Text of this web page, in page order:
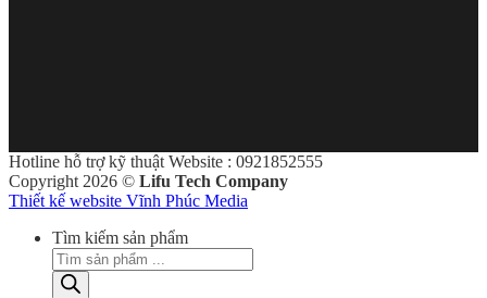
Hotline hỗ trợ kỹ thuật Website : 0921852555
Copyright 2026 © Lifu Tech Company
Thiết kế website Vĩnh Phúc Media
Tìm kiếm sản phẩm